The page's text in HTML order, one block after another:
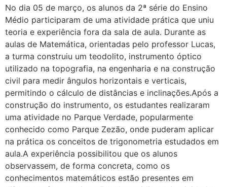
No dia 05 de março, os alunos da 2ª série do Ensino
Médio participaram de uma atividade prática que uniu
teoria e experiência fora da sala de aula. Durante as
aulas de Matemática, orientadas pelo professor Lucas,
a turma construiu um teodolito, instrumento óptico
utilizado na topografia, na engenharia e na construção
civil para medir ângulos horizontais e verticais,
permitindo o cálculo de distâncias e inclinações.Após a
construção do instrumento, os estudantes realizaram
uma atividade no Parque Verdade, popularmente
conhecido como Parque Zezão, onde puderam aplicar
na prática os conceitos de trigonometria estudados em
aula.A experiência possibilitou que os alunos
observassem, de forma concreta, como os
conhecimentos matemáticos estão presentes em